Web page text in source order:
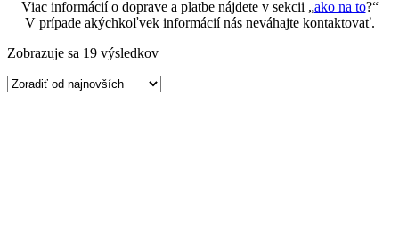
Viac informácií o doprave a platbe nájdete v sekcii „ako na to?“
V prípade akýchkoľvek informácií nás neváhajte kontaktovať.
Zobrazuje sa 19 výsledkovZoradené